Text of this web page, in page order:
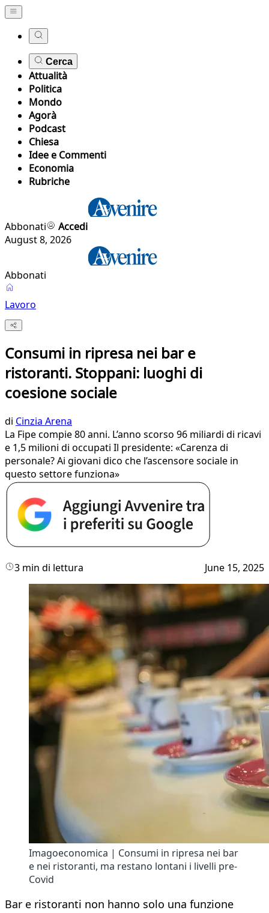
Cerca
Attualità
Politica
Mondo
Agorà
Podcast
Chiesa
Idee e Commenti
Economia
Rubriche
Abbonati
Accedi
August 8, 2026
Abbonati
Lavoro
Consumi in ripresa nei bar e
ristoranti. Stoppani: luoghi di
coesione sociale
di Cinzia Arena
La Fipe compie 80 anni. L’anno scorso 96 miliardi di ricavi
e 1,5 milioni di occupati Il presidente: «Carenza di
personale? Ai giovani dico che l’ascensore sociale in
questo settore funziona»
3 min di lettura June 15, 2025
Imagoeconomica | Consumi in ripresa nei bar
e nei ristoranti, ma restano lontani i livelli pre-
Covid
Bar e ristoranti non hanno solo una funzione